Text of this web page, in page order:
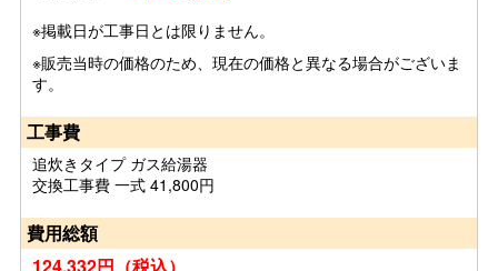
※掲載日が工事日とは限りません。
※販売当時の価格のため、現在の価格と異なる場合がございま
す。
工事費
追炊きタイプ ガス給湯器
交換工事費 一式 41,800円
費用総額
124,332円（税込）